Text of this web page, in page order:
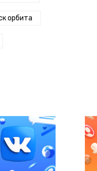
орбита